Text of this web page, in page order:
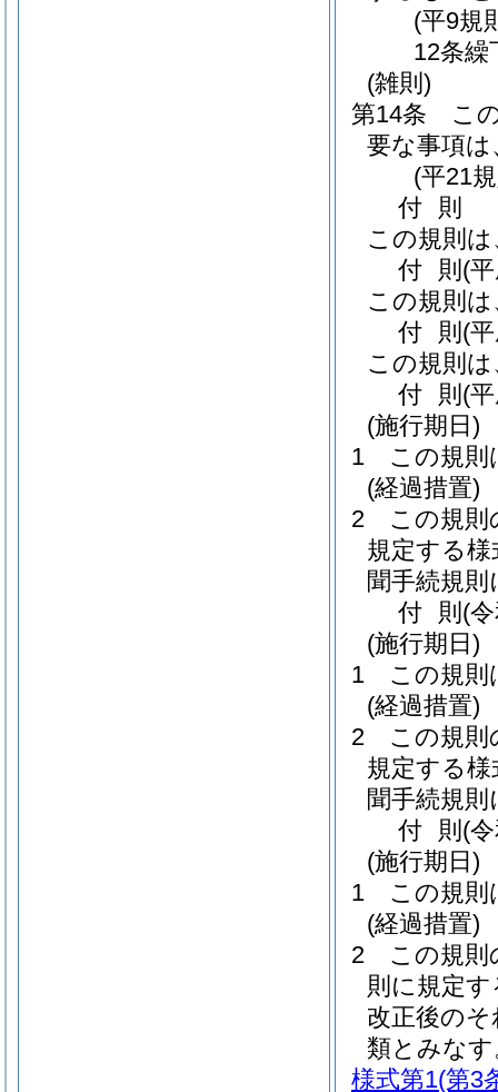
(平9規
12条繰
(雑則)
第14条
こ
要な事項
(平21
付 則
この規則
付 則 (
この規則
付 則 (
この規則
付 則 (
(施行期日)
1
この規則
(経過措置)
2
この規則
規定する
聞手続規
付 則 (
(施行期日)
1
この規則
(経過措置)
2
この規則
規定する
聞手続規
付 則 (
(施行期日)
1
この規則
(経過措置)
2
この規
則に規定
改正後の
類とみなす
様式第1(第3